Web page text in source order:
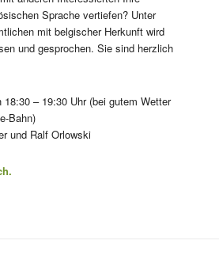
Sprache vertiefen? Unter
mit belgischer Herkunft wird
und gesprochen. Sie sind herzlich
– 19:30 Uhr (bei gutem Wetter
Bahn)
und Ralf Orlowski